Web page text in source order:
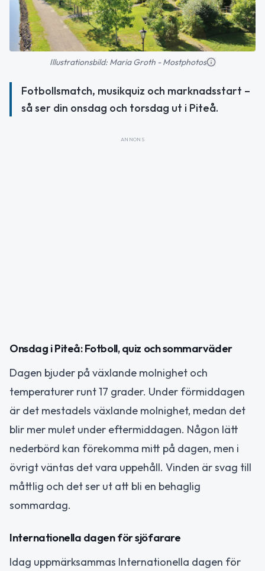
Illustrationsbild: Maria Groth - Mostphotos
Fotbollsmatch, musikquiz och marknadsstart –
så ser din onsdag och torsdag ut i Piteå.
ANNONS
Onsdag i Piteå: Fotboll, quiz och sommarväder
Dagen bjuder på växlande molnighet och
temperaturer runt 17 grader. Under förmiddagen
är det mestadels växlande molnighet, medan det
blir mer mulet under eftermiddagen. Någon lätt
nederbörd kan förekomma mitt på dagen, men i
övrigt väntas det vara uppehåll. Vinden är svag till
måttlig och det ser ut att bli en behaglig
sommardag.
Internationella dagen för sjöfarare
Idag uppmärksammas Internationella dagen för